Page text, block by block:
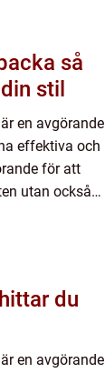
så
stil
en avgörande
effektiva och
för att
utan också
en avgörande